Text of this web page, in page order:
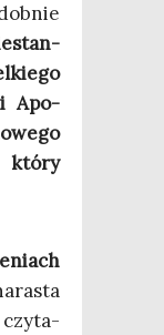
Apo­
czy­ta­